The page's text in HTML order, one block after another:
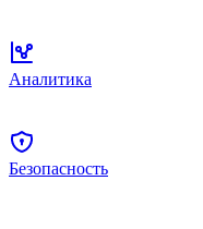
Аналитика
Безопасность